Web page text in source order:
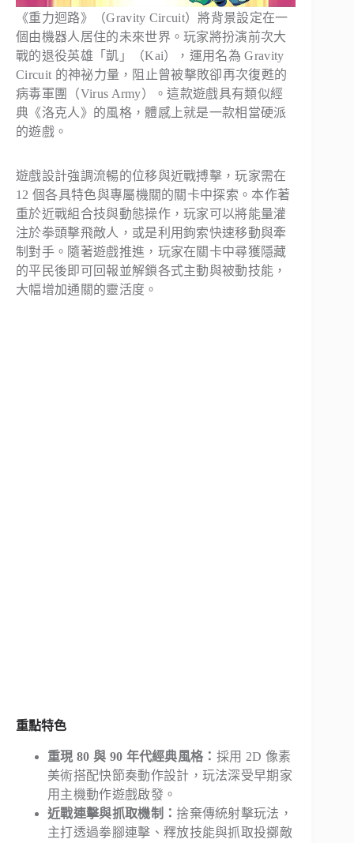
《重力迴路》（Gravity Circuit）將背景設定在一
個由機器人居住的未來世界。玩家將扮演前次大
戰的退役英雄「凱」（Kai），運用名為 Gravity
Circuit 的神祕力量，阻止曾被擊敗卻再次復甦的
病毒軍團（Virus Army）。這款遊戲具有類似經
典《洛克人》的風格，體感上就是一款相當硬派
的遊戲。
遊戲設計強調流暢的位移與近戰搏擊，玩家需在
12 個各具特色與專屬機關的關卡中探索。本作著
重於近戰組合技與動態操作，玩家可以將能量灌
注於拳頭擊飛敵人，或是利用鉤索快速移動與牽
制對手。隨著遊戲推進，玩家在關卡中尋獲隱藏
的平民後即可回報並解鎖各式主動與被動技能，
大幅增加通關的靈活度。
重點特色
重現 80 與 90 年代經典風格： 採用 2D 像素
美術搭配快節奏動作設計，玩法深受早期家
用主機動作遊戲啟發。
近戰連擊與抓取機制： 捨棄傳統射擊玩法，
主打透過拳腳連擊、釋放技能與抓取投擲敵